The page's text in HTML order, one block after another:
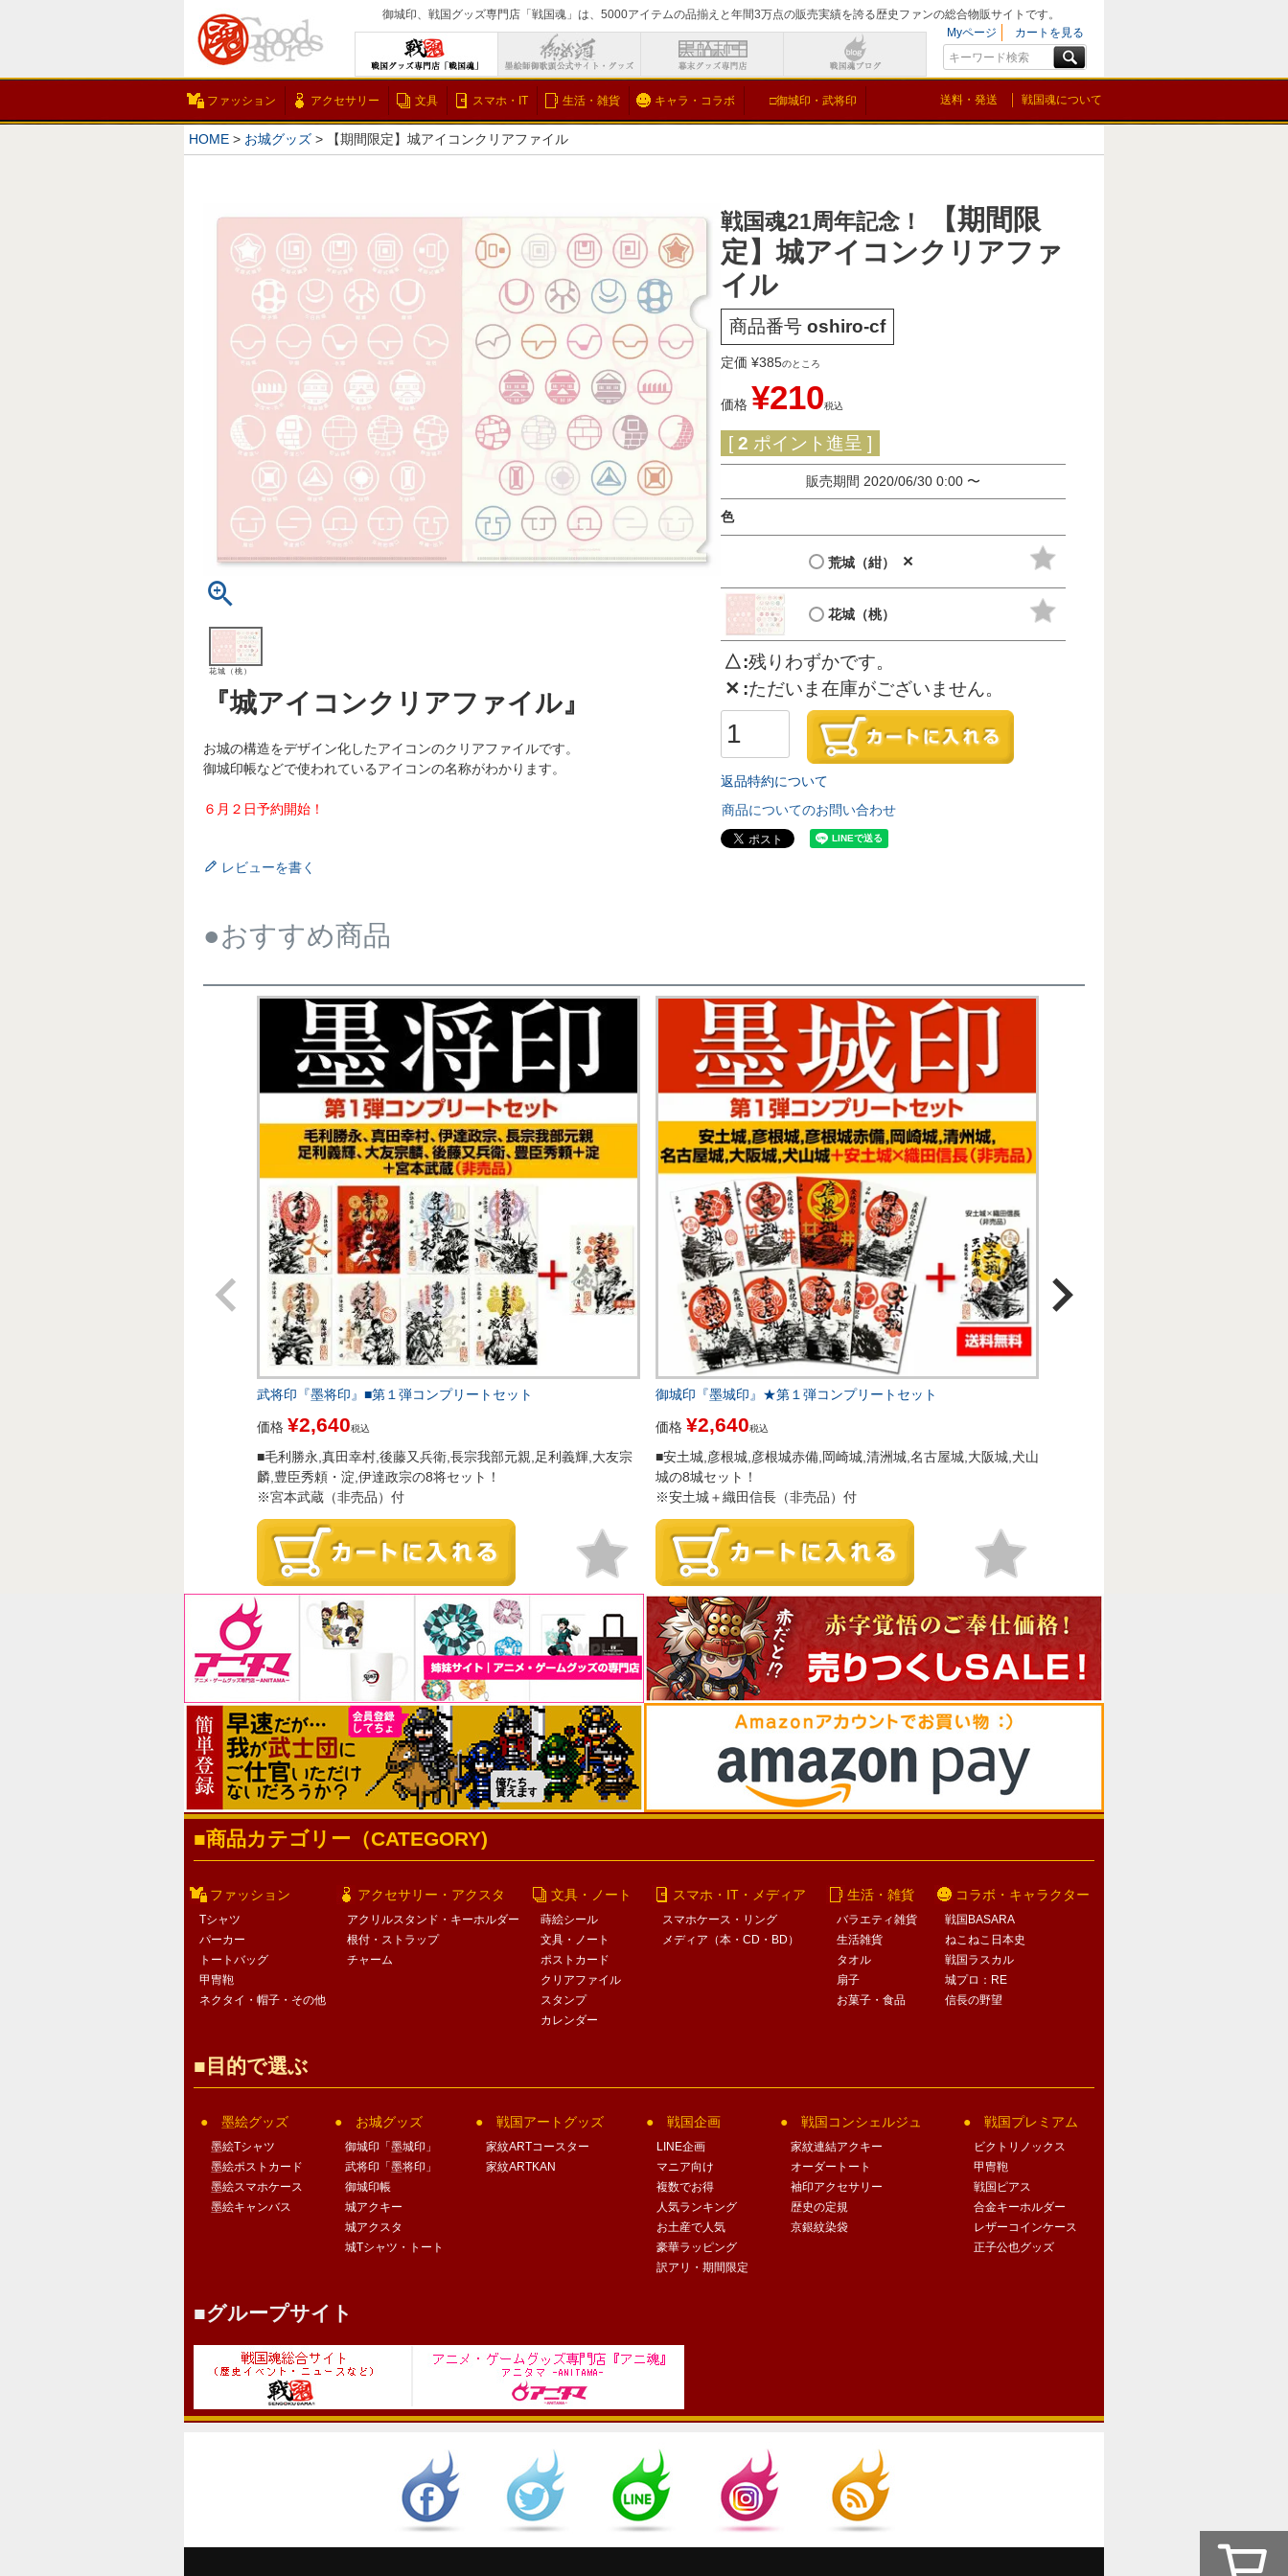
御城印、戦国グッズ専門店「戦国魂」は、5000アイテムの品揃えと年間3万点の販売実績を誇る歴史ファンの総合物販サイトです。
Myページ
カートを見る
検索
ファッション アクセサリー 文具 スマホ・IT 生活・雑貨 キャラ・コラボ □御城印・武将印 送料・発送 戦国魂について
HOME お城グッズ 【期間限定】城アイコンクリアファイル
花城（桃）
『城アイコンクリアファイル』
お城の構造をデザイン化したアイコンのクリアファイルです。
御城印帳などで使われているアイコンの名称がわかります。
６月２日予約開始！
戦国魂21周年記念！
【期間限
定】城アイコンクリアファ
イル
商品番号 oshiro-cf
定価 ¥385のところ
価格 ¥210税込
[ 2 ポイント進呈 ]
販売期間 2020/06/30 0:00 〜
色
荒城（紺） ×
花城（桃）
△ 残りわずかです。
✕ ただいま在庫がございません。
返品特約について
商品についてのお問い合わせ
レビューを書く
●おすすめ商品
武将印『墨将印』■第１弾コンプリートセット
価格 ¥2,640税込
■毛利勝永,真田幸村,後藤又兵衛,長宗我部元親,足利義輝,大友宗
麟,豊臣秀頼・淀,伊達政宗の8将セット！
※宮本武蔵（非売品）付
御城印『墨城印』★第１弾コンプリートセット
価格 ¥2,640税込
■安土城,彦根城,彦根城赤備,岡崎城,清洲城,名古屋城,大阪城,犬山
城の8城セット！
※安土城＋織田信長（非売品）付
商品カテゴリー（CATEGORY)
ファッション
Tシャツ
パーカー
トートバッグ
甲冑鞄
ネクタイ・帽子・その他
アクセサリー・アクスタ
アクリルスタンド・キーホルダー
根付・ストラップ
チャーム
文具・ノート
蒔絵シール
文具・ノート
ポストカード
クリアファイル
スタンプ
カレンダー
スマホ・IT・メディア
スマホケース・リング
メディア（本・CD・BD）
生活・雑貨
バラエティ雑貨
生活雑貨
タオル
扇子
お菓子・食品
コラボ・キャラクター
戦国BASARA
ねこねこ日本史
戦国ラスカル
城プロ：RE
信長の野望
目的で選ぶ
墨絵グッズ
墨絵Tシャツ
墨絵ポストカード
墨絵スマホケース
墨絵キャンバス
お城グッズ
御城印「墨城印」
武将印「墨将印」
御城印帳
城アクキー
城アクスタ
城Tシャツ・トート
戦国アートグッズ
家紋ARTコースター
家紋ARTKAN
戦国企画
LINE企画
マニア向け
複数でお得
人気ランキング
お土産で人気
豪華ラッピング
訳アリ・期間限定
戦国コンシェルジュ
家紋連結アクキー
オーダートート
袖印アクセサリー
歴史の定規
京銀紋染袋
戦国プレミアム
ビクトリノックス
甲冑鞄
戦国ピアス
合金キーホルダー
レザーコインケース
正子公也グッズ
グループサイト